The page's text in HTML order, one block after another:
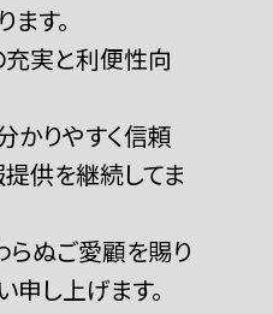
す。
実と利便性向
かりやすく信頼
供を継続してま
らぬご愛顧を賜り
申し上げます。